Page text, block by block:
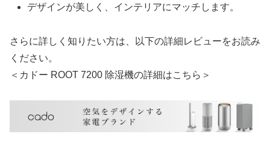
デザインが美しく、インテリアにマッチします。
さらに詳しく知りたい方は、以下の詳細レビューをお読み
ください。
＜カドー ROOT 7200 除湿機の詳細はこちら＞